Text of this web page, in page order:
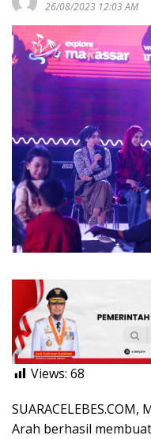
26/08/2023 12:03 AM
Views: 68
Arah berhasil